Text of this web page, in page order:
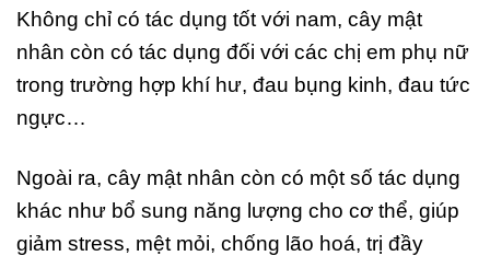
Không chỉ có tác dụng tốt với nam, cây mật
nhân còn có tác dụng đối với các chị em phụ nữ
trong trường hợp khí hư, đau bụng kinh, đau tức
ngực…
Ngoài ra, cây mật nhân còn có một số tác dụng
khác như bổ sung năng lượng cho cơ thể, giúp
giảm stress, mệt mỏi, chống lão hoá, trị đầy